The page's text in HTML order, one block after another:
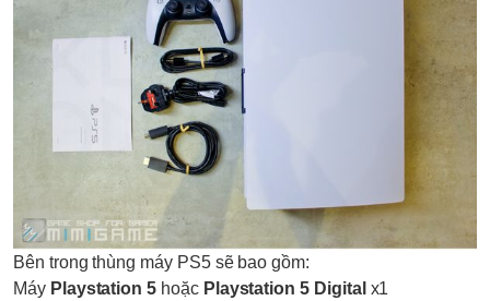
Bên trong thùng máy PS5 sẽ bao gồm:
Máy Playstation 5 hoặcPlaystation 5 Digital x1